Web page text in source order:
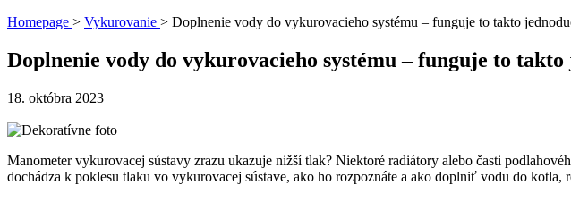
Homepage > Vykurovanie > Doplnenie vody do vykurovacieho systému – funguje to takto
Doplnenie vody do vykurovacieho systému – funguje to takto
18. októbra 2023
Manometer vykurovacej sústavy zrazu ukazuje nižší tlak? Niektoré radiátory alebo časti
dochádza k poklesu tlaku vo vykurovacej sústave, ako ho rozpoznáte a ako doplniť vodu do kotla,